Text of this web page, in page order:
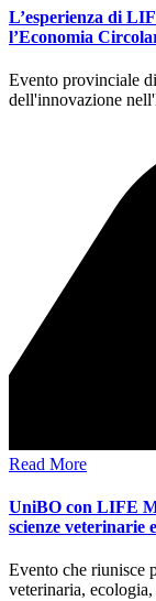
L’esperienza di
l’Economia
Evento provinciale
dell'innovazione
Read More
UniBO con LIFE
scienze veterinarie
Evento che riunisce
veterinaria,